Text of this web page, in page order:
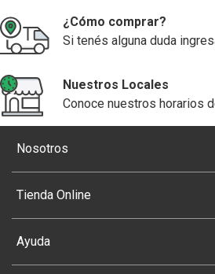
¿Cómo comprar?
Si tenés alguna duda
Nuestros Locales
Conoce nuestros horarios
Nosotros
Tienda Online
Ayuda